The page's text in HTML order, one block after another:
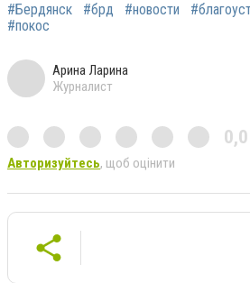
#Бердянск #брд #новости
#покос
Арина Ларина
Журналист
0,0
Авторизуйтесь, щоб оцінити